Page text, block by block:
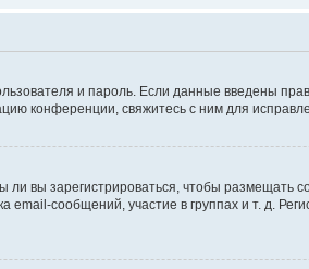
и пароль. Если данные введены
конференции, свяжитесь с ним для
вы зарегистрироваться, чтобы
сообщений, участие в группах и т. д.